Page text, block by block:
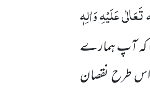
تَعَالٰی عَلَیْہِ وَاٰلِہٖ
کہ آپ ہمارے
اس طرح نقصان